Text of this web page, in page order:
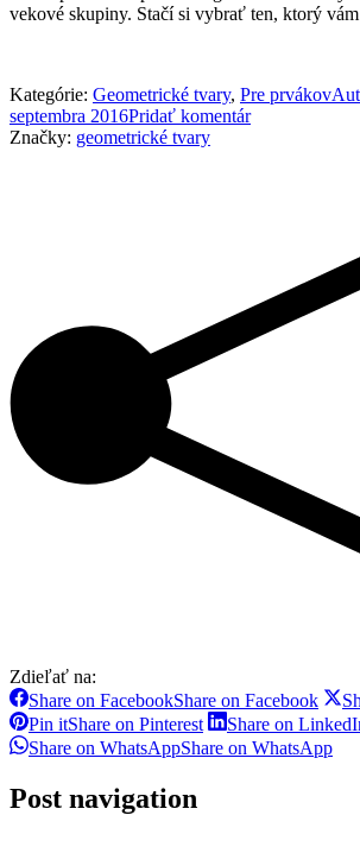
vekové skupiny. Stačí si vybrať ten, ktorý
Kategórie: Geometrické tvary, Pre prvákov
septembra 2016Pridať komentár
Značky: geometrické tvary
Zdieľať na:
Share on FacebookShare on Facebook
Pin itShare on Pinterest Share on
Share on WhatsAppShare on WhatsApp
Post navigation